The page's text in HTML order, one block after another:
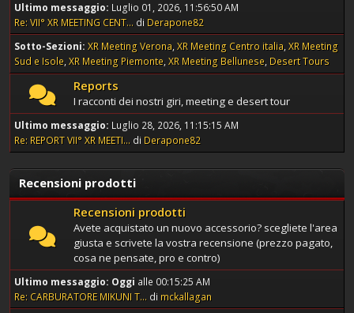
Ultimo messaggio: Luglio 01, 2026, 11:56:50 AM
Re: VII° XR MEETING CENT... di Derapone82
Sotto-Sezioni XR Meeting Verona XR Meeting Centro italia XR Meeting
Sud e Isole XR Meeting Piemonte XR Meeting Bellunese Desert Tours
Reports
I racconti dei nostri giri, meeting e desert tour
Ultimo messaggio: Luglio 28, 2026, 11:15:15 AM
Re: REPORT VII° XR MEETI... di Derapone82
Recensioni prodotti
Recensioni prodotti
Avete acquistato un nuovo accessorio? scegliete l'area
giusta e scrivete la vostra recensione (prezzo pagato,
cosa ne pensate, pro e contro)
Ultimo messaggio: Oggi alle 00:15:25 AM
Re: CARBURATORE MIKUNI T... di mckallagan